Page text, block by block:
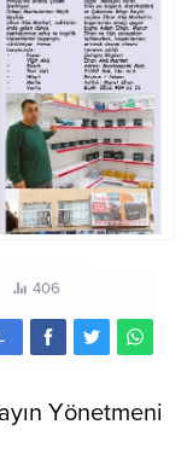
406
Yönetmeni